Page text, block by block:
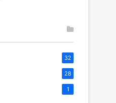
32
28
1